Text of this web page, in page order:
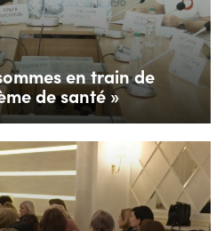
en train de
de santé »